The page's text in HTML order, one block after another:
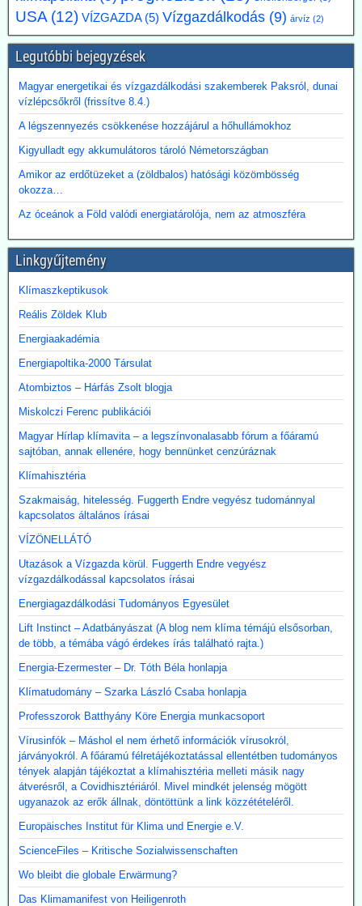
USA(12) VÍZGAZDA(5) Vízgazdálkodás (9) árvíz (2)
Legutóbbi bejegyzések
Magyar energetikai és vízgazdálkodási szakemberek Paksról, dunai
vízlépcsőkről (frissítve 8.4.)
A légszennyezés csökkenése hozzájárul a hőhullámokhoz
Kigyulladt egy akkumulátoros tároló Németországban
Amikor az erdőtüzeket a (zöldbalos) hatósági közömbösség
okozza…
Az óceánok a Föld valódi energiatárolója, nem az atmoszféra
Linkgyűjtemény
Klímaszkeptikusok
Reális Zöldek Klub
Energiaakadémia
Energiapoltika-2000 Társulat
Atombiztos – Hárfás Zsolt blogja
Miskolczi Ferenc publikációi
Magyar Hírlap klímavita – a legszínvonalasabb fórum a főáramú
sajtóban, annak ellenére, hogy bennünket cenzúráznak
Klímahisztéria
Szakmaiság, hitelesség. Fuggerth Endre vegyész tudománnyal
kapcsolatos általános írásai
VÍZÖNELLÁTÓ
Utazások a Vízgazda körül. Fuggerth Endre vegyész
vízgazdálkodással kapcsolatos írásai
Energiagazdálkodási Tudományos Egyesület
Lift Instinct – Adatbányászat (A blog nem klíma témájú elsősorban,
de több, a témába vágó érdekes írás található rajta.)
Energia-Ezermester – Dr. Tóth Béla honlapja
Klímatudomány – Szarka László Csaba honlapja
Professzorok Batthyány Köre Energia munkacsoport
Vírusinfók – Máshol el nem érhető információk vírusokról,
járványokról. A főáramú félretájékoztatással ellentétben tudományos
tények alapján tájékoztat a klímahisztéria melleti másik nagy
átverésről, a Covidhisztériáról. Mivel mindkét jelenség mögött
ugyanazok az erők állnak, döntöttünk a link közzétételéről.
Europäisches Institut für Klima und Energie e.V.
ScienceFiles – Kritische Sozialwissenschaften
Wo bleibt die globale Erwärmung?
Das Klimamanifest von Heiligenroth